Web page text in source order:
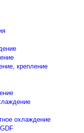
крепление
охлаждение